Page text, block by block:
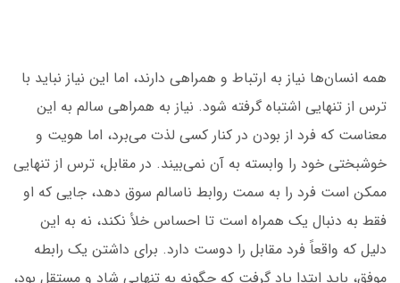
همه انسان‌ها نیاز به ارتباط و همراهی دارند، اما این نیاز نباید با
ترس از تنهایی اشتباه گرفته شود. نیاز به همراهی سالم به این
معناست که فرد از بودن در کنار کسی لذت می‌برد، اما هویت و
خوشبختی خود را وابسته به آن نمی‌بیند. در مقابل، ترس از تنهایی
ممکن است فرد را به سمت روابط ناسالم سوق دهد، جایی که او
فقط به دنبال یک همراه است تا احساس خلأ نکند، نه به این
دلیل که واقعاً فرد مقابل را دوست دارد. برای داشتن یک رابطه
موفق، باید ابتدا یاد گرفت که چگونه به تنهایی شاد و مستقل بود،